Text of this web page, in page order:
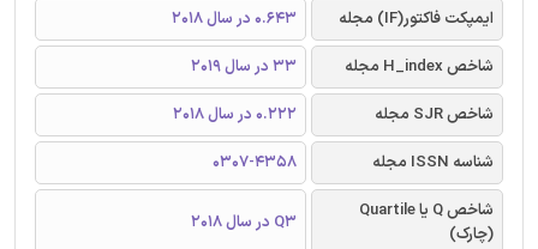
ایمپکت فاکتور(IF) مجله
0.643 در سال 2018
شاخص H_index مجله
33 در سال 2019
شاخص SJR مجله
0.222 در سال 2018
شناسه ISSN مجله
0307-4358
شاخص Q یا Quartile
(چارک)
Q3 در سال 2018